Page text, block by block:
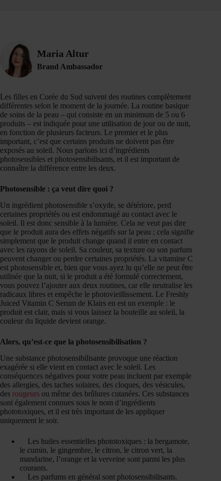
Maria Altur
Brand Ambassador
Les filles en Corée du Sud suivent des routines complètement
différentes selon le moment de la journée. La routine basique
de soins de la peau – qui consiste en un minimum de 5 ou 6
produits – est indiquée pour une utilisation de jour ou de nuit,
en fonction de plusieurs facteurs. Le premier et le plus
important, c’est que certains produits ne doivent pas être
exposés au soleil. Nous parlons ici d’ingrédients
photosensibles et photosensibilisants, et il est important de
connaître la différence entre les deux.
Photosensible : ça veut dire quoi ?
Un ingrédient photosensible s’oxyde, se détériore, perd
certaines propriétés ou est endommagé au contact avec le
soleil. Il est donc sensible à la lumière. Cela ne veut pas dire
que le produit aura des effets négatifs sur la peau ; cela signifie
simplement que le produit change quand il entre en contact
avec les rayons de soleil. Sa couleur, sa texture ou son parfum
peuvent changer ou perdre certaines propriétés. La vitamine C
est photosensible et, bien que vous ayez lu qu’elle ne peut être
utilisée que la nuit, si le produit a été formulé correctement,
vous pouvez l’ajouter aux deux routines, car elle neutralise les
radicaux libres et empêche le photovieillissement. Le Freshly
Juiced Vitamin C Serum de Klairs en est un exemple : le
produit est clair, mais si vous laissez la bouteille au soleil, la
couleur du liquide devient orange.
Alors, qu’est-ce que la photosensibilisation ?
Une substance photosensibilisante provoque une réaction
exagérée si elle vient en contact avec le soleil. Les
conséquences négatives pour votre peau incluent par exemple
des allergies, des taches solaires, des cloques, des vésicules,
des rougeurs ou même des brûlures cutanées. Ces substances
sont également connues sous le nom d’ingrédients
phototoxiques, et il est très important de les appliquer
uniquement le soir.
Les huiles essentielles phototoxiques : la bergamote,
le cumin, le gingembre, le citron, le citron vert, la
mandarine, l’orange et la verveine sont parmi les plus
courants.
Les parfums en général sont photosensibilisants.